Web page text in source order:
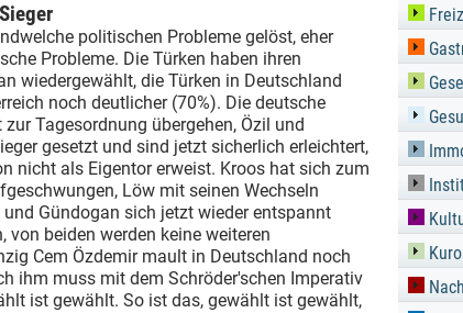
politischen Probleme gelöst, eher
Probleme. Die Türken haben ihren
wiedergewählt, die Türken in Deutschland
noch deutlicher (70%). Die deutsche
Tagesordnung übergehen, Özil und
gesetzt und sind jetzt sicherlich erleichtert,
nicht als Eigentor erweist. Kroos hat sich zum
Löw mit seinen Wechseln
Gündogan sich jetzt wieder entspannt
von beiden werden keine weiteren
Cem Özdemir mault in Deutschland noch
ihm muss mit dem Schröder'schen Imperativ
ist gewählt. So ist das, gewählt ist gewählt,